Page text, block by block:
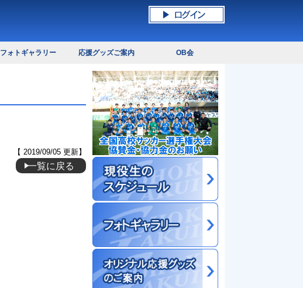
フォトギャラリー 応援グッズご案内 OB会
【 2019/09/05 更新】
一覧に戻る